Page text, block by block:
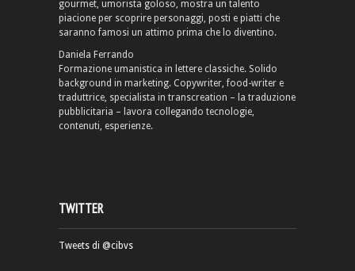
gourmet, umorista goloso, mostra un talento
piacione per scoprire personaggi, posti e piatti che
saranno famosi un attimo prima che lo diventino.
Daniela Ferrando
Formazione umanistica in lettere classiche. Solido
background in marketing. Copywriter, food-writer e
traduttrice, specialista in transcreation – la traduzione
pubblicitaria – lavora collegando tecnologie,
contenuti, esperienze.
TWITTER
Tweets di @cibvs